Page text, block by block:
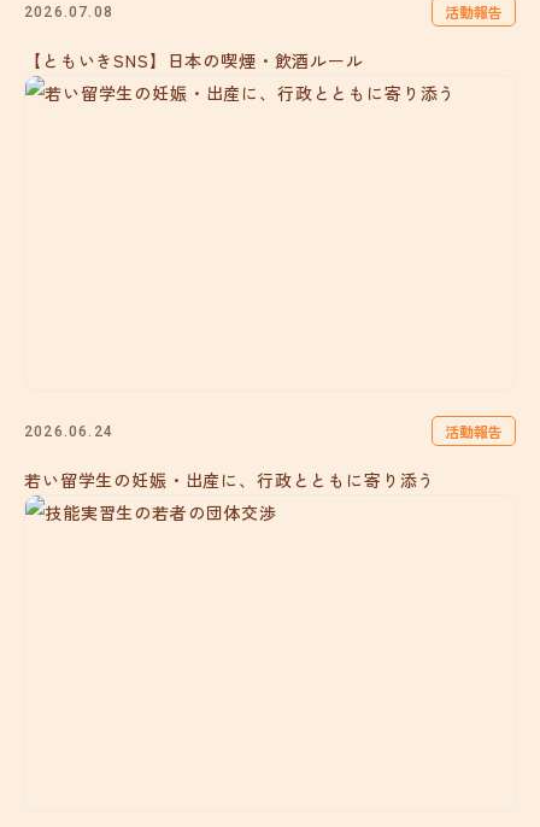
2026.07.08 活動報告
【ともいきSNS】日本の喫煙・飲酒ルール
2026.06.24 活動報告
若い留学生の妊娠・出産に、行政とともに寄り添う